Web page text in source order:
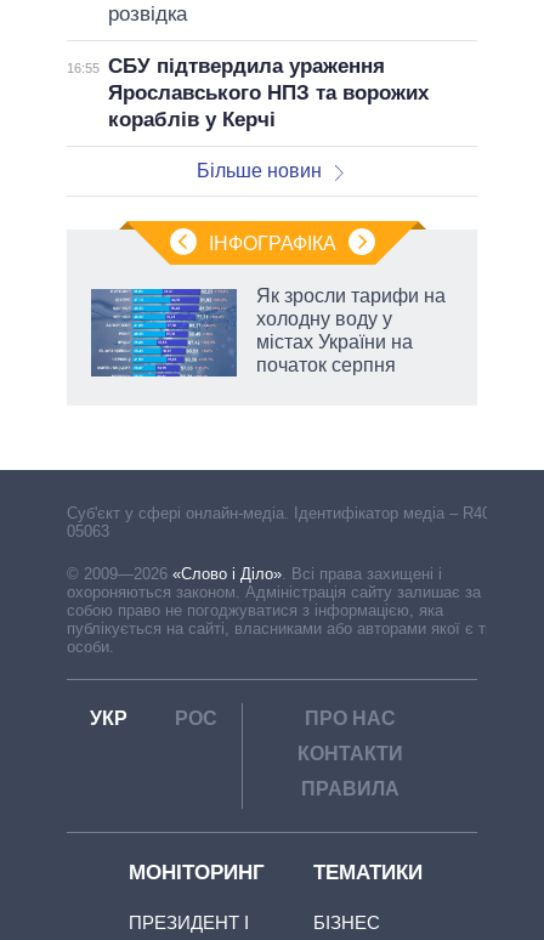
розвідка
16:55 СБУ підтвердила ураження
Ярославського НПЗ та ворожих
кораблів у Керчі
Більше новин
ІНФОГРАФІКА
Як зросли тарифи на
холодну воду у
містах України на
початок серпня
Cуб'єкт у сфері онлайн-медіа. Ідентифікатор медіа – R40-
05063
© 2009—2026 «Слово і Діло» Всі права захищені і
охороняються законом. Адміністрація сайту залишає за
собою право не погоджуватися з інформацією, яка
публікується на сайті, власниками або авторами якої є треті
особи.
УКР РОС
ПРО НАС
КОНТАКТИ
ПРАВИЛА
МОНІТОРИНГ
ПРЕЗИДЕНТ І
ТЕМАТИКИ
БІЗНЕС